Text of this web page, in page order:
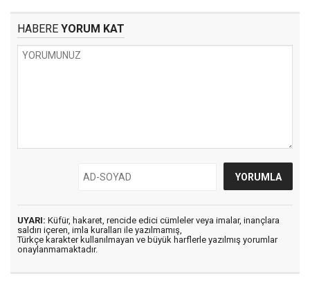
HABERE YORUM KAT
UYARI: Küfür, hakaret, rencide edici cümleler veya imalar, inançlara
saldırı içeren, imla kuralları ile yazılmamış,
Türkçe karakter kullanılmayan ve büyük harflerle yazılmış yorumlar
onaylanmamaktadır.